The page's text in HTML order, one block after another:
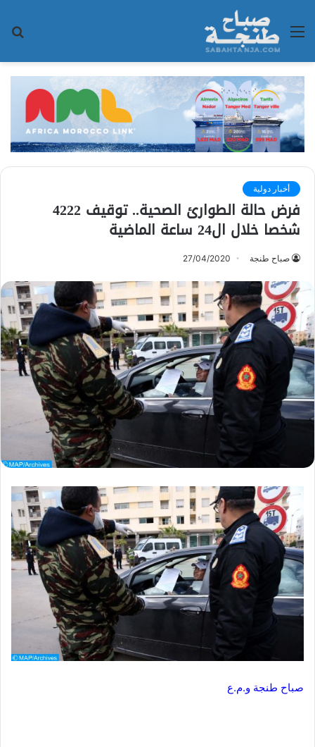
القائمة
أخبار دولية
فرض حالة الطوارئ الصحية.. توقيف 4222
شخصا خلال ال24 ساعة الماضية
صباح طنجة 27/04/2020
صباح طنجة و.م.ع